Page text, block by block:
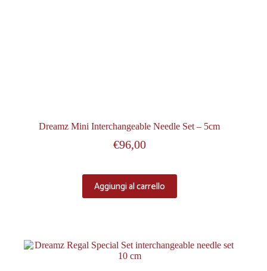
Dreamz Mini Interchangeable Needle Set – 5cm
€96,00
Aggiungi al carrello